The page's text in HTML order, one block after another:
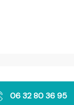
06 32 80 36 95